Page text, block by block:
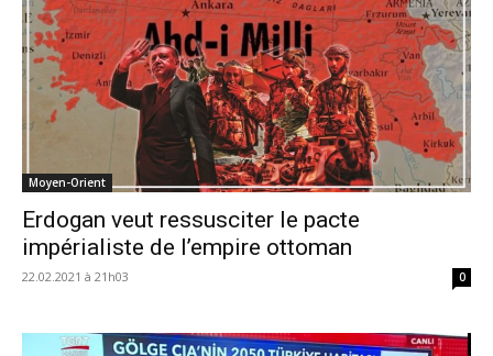
Moyen-Orient
Erdogan veut ressusciter le pacte
impérialiste de l’empire ottoman
22.02.2021 à 21h03 0